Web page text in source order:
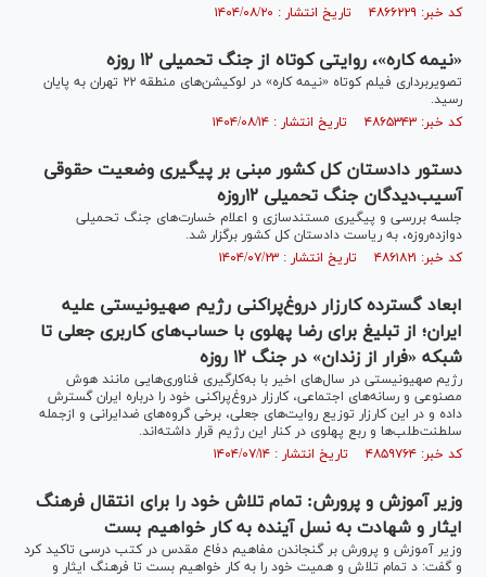
کد خبر: ۴۸۶۶۲۲۹ تاریخ انتشار : ۱۴۰۴/۰۸/۲۰
«نیمه کاره»، روایتی کوتاه از جنگ تحمیلی ۱۲ روزه
تصویربرداری فیلم کوتاه «نیمه کاره» در لوکیشن‌های منطقه ۲۲ تهران به پایان
رسید.
کد خبر: ۴۸۶۵۳۴۳ تاریخ انتشار : ۱۴۰۴/۰۸/۱۴
دستور دادستان کل کشور مبنی بر پیگیری وضعیت حقوقی
آسیب‌دیدگان جنگ تحمیلی ۱۲روزه
جلسه بررسی و پیگیری مستندسازی و اعلام خسارت‌های جنگ تحمیلی
دوازده‌روزه، به ریاست دادستان کل کشور برگزار شد.
کد خبر: ۴۸۶۱۸۲۱ تاریخ انتشار : ۱۴۰۴/۰۷/۲۳
ابعاد گسترده کارزار دروغ‌پراکنی رژیم صهیونیستی علیه
ایران؛ از تبلیغ برای رضا پهلوی با حساب‌های کاربری جعلی تا
شبکه «فرار از زندان» در جنگ ۱۲ روزه
رژیم صهیونیستی در سال‌های اخیر با به‌کارگیری فناوری‌هایی مانند هوش
مصنوعی و رسانه‌های اجتماعی، کارزار دروغ‌پراکنی خود را درباره ایران گسترش
داده و در این کارزار توزیع روایت‌های جعلی، برخی گروه‌های ضدایرانی و ازجمله
سلطنت‌طلب‌ها و ربع پهلوی در کنار این رژیم قرار داشته‌اند.
کد خبر: ۴۸۵۹۷۶۴ تاریخ انتشار : ۱۴۰۴/۰۷/۱۴
وزیر آموزش و پرورش: تمام تلاش خود را برای انتقال فرهنگ
ایثار و شهادت به نسل آینده به کار خواهیم بست
وزیر آموزش و پرورش بر گنجاندن مفاهیم دفاع مقدس در کتب درسی تاکید کرد
و گفت: د تمام تلاش و همیت خود را به کار خواهیم بست تا فرهنگ ایثار و